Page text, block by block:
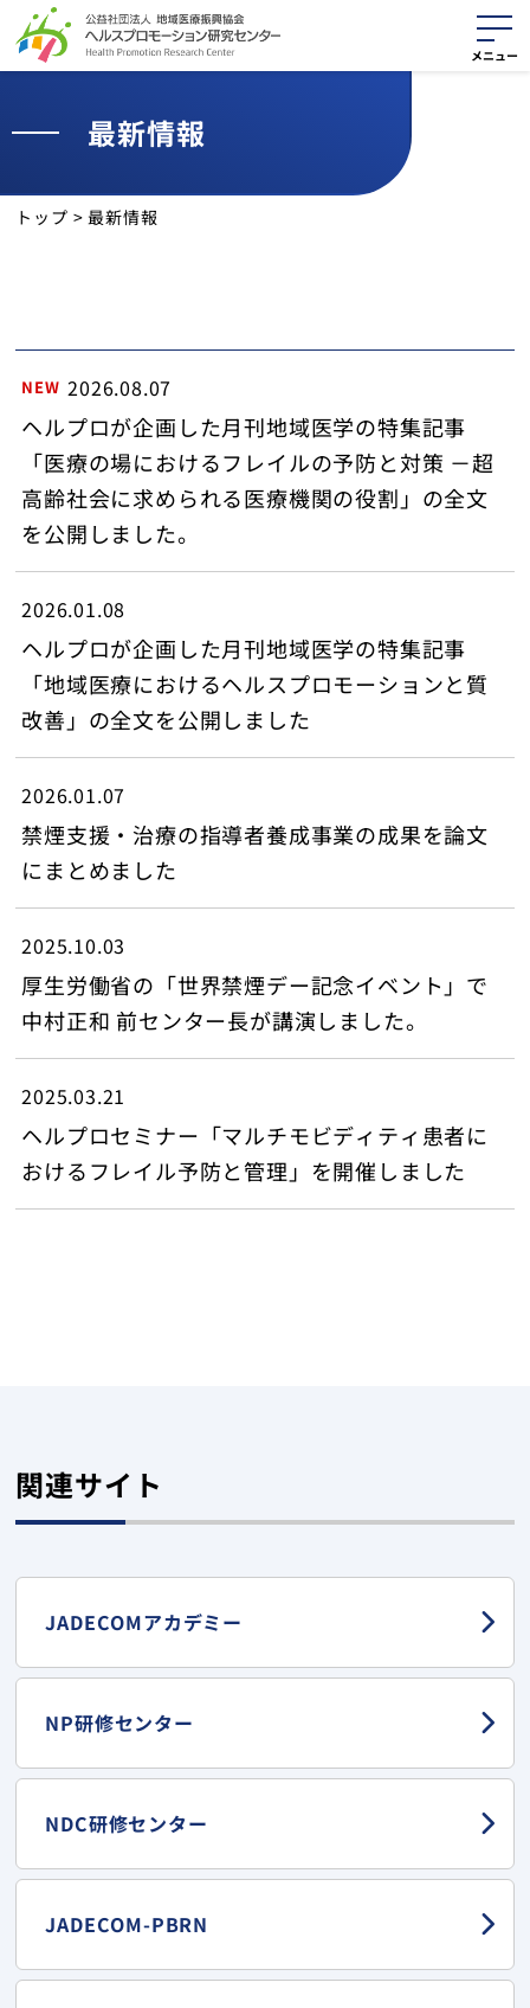
活動紹介
役に立つ資料
サイトマップ
個人情報保護方針
クッキーポリシー
トップ
最新情報
トップ >最新情報
NEW 2026.08.07
ヘルプロが企画した月刊地域医学の特集記事
「医療の場におけるフレイルの予防と対策 －超
高齢社会に求められる医療機関の役割」の全文
を公開しました。
2026.01.08
ヘルプロが企画した月刊地域医学の特集記事
「地域医療におけるヘルスプロモーションと質
改善」の全文を公開しました
2026.01.07
禁煙支援・治療の指導者養成事業の成果を論文
にまとめました
2025.10.03
厚生労働省の「世界禁煙デー記念イベント」で
中村正和 前センター長が講演しました。
2025.03.21
ヘルプロセミナー「マルチモビディティ患者に
おけるフレイル予防と管理」を開催しました
関連サイト
JADECOMアカデミー
NP研修センター
NDC研修センター
JADECOM-PBRN